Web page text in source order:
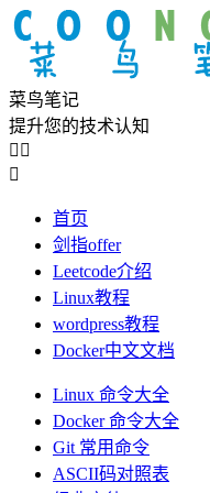
菜鸟笔记
提升您的技术认知
 

首页
剑指offer
Leetcode介绍
Linux教程
wordpress教程
Docker中文文档
Linux 命令大全
Docker 命令大全
Git 常用命令
ASCII码对照表